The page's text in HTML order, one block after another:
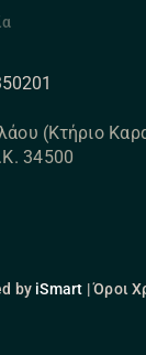
(Κτήριο
34500
by iSmart | Όροι